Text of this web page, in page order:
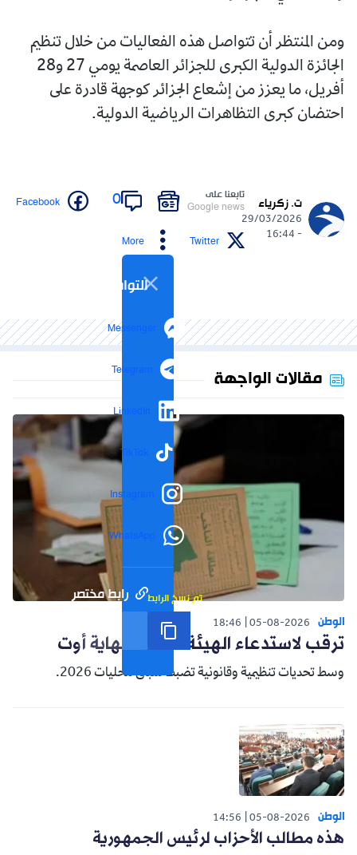
ومن المنتظر أن تتواصل هذه الفعاليات من خلال تنظيم
الجائزة الدولية الكبرى للجزائر العاصمة يومي 27 و28
أفريل، ما يعزز من إشعاع الجزائر كوجهة قادرة على
احتضان كبرى التظاهرات الرياضية الدولية.
ت. زكرياء
29/03/2026
- 16:44
تابعنا على
Google news
0
Facebook
Twitter
More
التواصل الاجتماعي
Messenger
Telegram
LinkedIn
TikTok
Instagram
WhatsApp
رابط مختصر تم نسخ الرابط
مقالات الواجهة
الوطن 05-08-2026
18:46
ترقب لاستدعاء الهيئة الناخبة نهاية أوت
وسط تحديات تنظيمية وقانونية تضبط سباق محليات 2026.
الوطن 05-08-2026
14:56
هذه مطالب الأحزاب لرئيس الجمهورية